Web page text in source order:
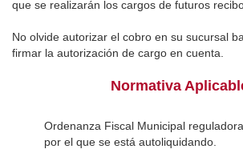
que se realizarán los cargos de futuros
No olvide autorizar el cobro en su sucursal
firmar la autorización de cargo en cuenta.
Normativa
Ordenanza Fiscal Municipal
por el que se está autoliquidando.